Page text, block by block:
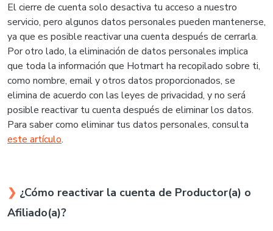
El cierre de cuenta solo desactiva tu acceso a nuestro
servicio, pero algunos datos personales pueden mantenerse,
ya que es posible reactivar una cuenta después de cerrarla.
Por otro lado, la eliminación de datos personales implica
que toda la información que Hotmart ha recopilado sobre ti,
como nombre, email y otros datos proporcionados, se
elimina de acuerdo con las leyes de privacidad, y no será
posible reactivar tu cuenta después de eliminar los datos.
Para saber como eliminar tus datos personales, consulta
este artículo.
❯ ¿Cómo reactivar la cuenta de Productor(a) o
Afiliado(a)?